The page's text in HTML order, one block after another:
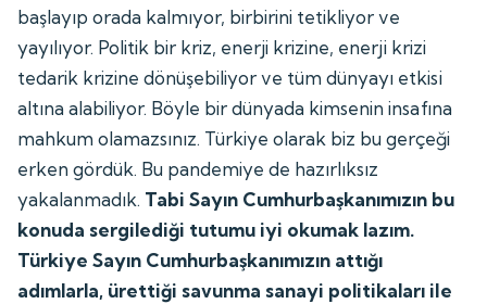
başlayıp orada kalmıyor, birbirini tetikliyor ve
yayılıyor. Politik bir kriz, enerji krizine, enerji krizi
tedarik krizine dönüşebiliyor ve tüm dünyayı etkisi
altına alabiliyor. Böyle bir dünyada kimsenin insafına
mahkum olamazsınız. Türkiye olarak biz bu gerçeği
erken gördük. Bu pandemiye de hazırlıksız
yakalanmadık. Tabi Sayın Cumhurbaşkanımızın bu
konuda sergilediği tutumu iyi okumak lazım.
Türkiye Sayın Cumhurbaşkanımızın attığı
adımlarla, ürettiği savunma sanayi politikaları ile